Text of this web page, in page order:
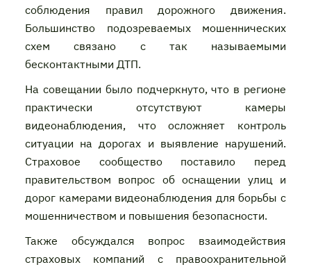
соблюдения правил дорожного движения.
Большинство подозреваемых мошеннических
схем связано с так называемыми
бесконтактными ДТП.
На совещании было подчеркнуто, что в регионе
практически отсутствуют камеры
видеонаблюдения, что осложняет контроль
ситуации на дорогах и выявление нарушений.
Страховое сообщество поставило перед
правительством вопрос об оснащении улиц и
дорог камерами видеонаблюдения для борьбы с
мошенничеством и повышения безопасности.
Также обсуждался вопрос взаимодействия
страховых компаний с правоохранительной